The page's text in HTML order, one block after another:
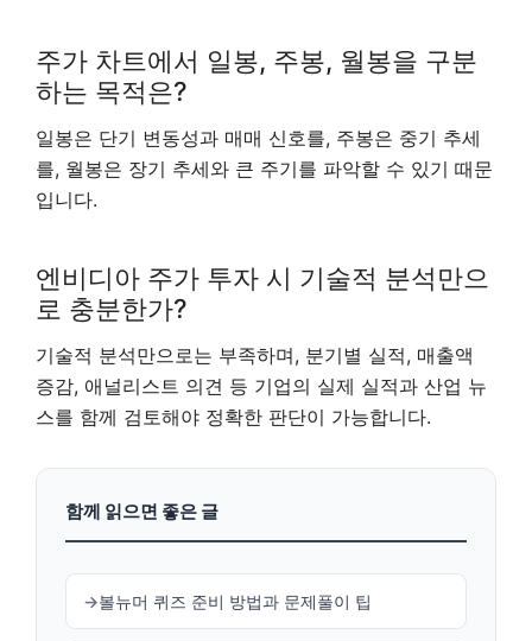
주가 차트에서 일봉, 주봉, 월봉을 구분
하는 목적은?
일봉은 단기 변동성과 매매 신호를, 주봉은 중기 추세
를, 월봉은 장기 추세와 큰 주기를 파악할 수 있기 때문
입니다.
엔비디아 주가 투자 시 기술적 분석만으
로 충분한가?
기술적 분석만으로는 부족하며, 분기별 실적, 매출액
증감, 애널리스트 의견 등 기업의 실제 실적과 산업 뉴
스를 함께 검토해야 정확한 판단이 가능합니다.
함께 읽으면 좋은 글
볼뉴머 퀴즈 준비 방법과 문제풀이 팁